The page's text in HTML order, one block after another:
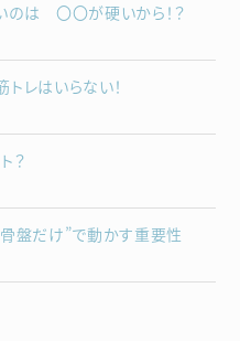
は 〇〇が硬いから！？
レはいらない！
？
盤だけ”で動かす重要性